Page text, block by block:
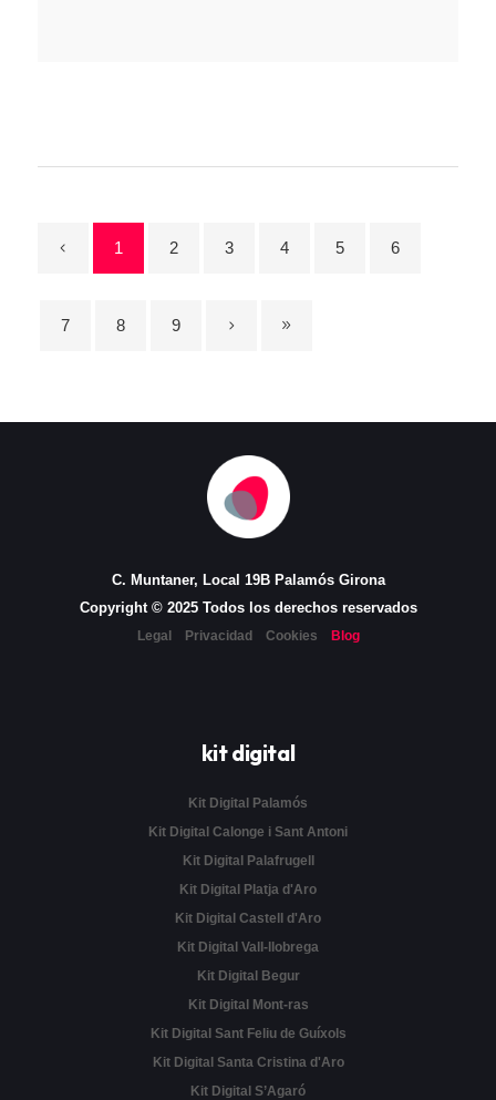
1 2 3 4 5 6
7 8 9
C. Muntaner, Local 19B Palamós Girona
Copyright © 2025 Todos los derechos reservados
Legal Privacidad Cookies Blog
kit digital
Kit Digital Palamós
Kit Digital Calonge i Sant Antoni
Kit Digital Palafrugell
Kit Digital Platja d'Aro
Kit Digital Castell d'Aro
Kit Digital Vall-llobrega
Kit Digital Begur
Kit Digital Mont-ras
Kit Digital Sant Feliu de Guíxols
Kit Digital Santa Cristina d'Aro
Kit Digital S’Agaró